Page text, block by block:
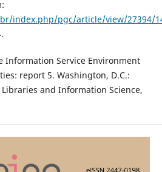
index.php/pgc/article/view/27394/
Information Service Environment
report 5. Washington, D.C.:
and Information Science,